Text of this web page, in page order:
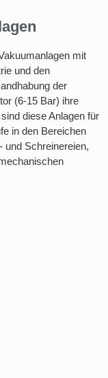
mit
und den
der
(6-15 Bar) ihre
diese Anlagen für
in den Bereichen
und Schreinereien,